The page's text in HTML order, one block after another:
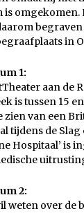
is
begraven
in
1:
aan de
is tussen 15
zien van een
tijdens de
Hospitaal’ is
2:
weten over de